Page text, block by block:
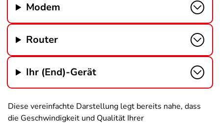
Modem
Router
Ihr (End)-Gerät
Diese vereinfachte Darstellung legt bereits nahe, dass
die Geschwindigkeit und Qualität Ihrer